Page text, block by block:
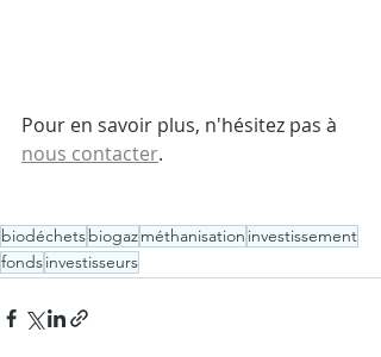
Pour en savoir plus, n'hésitez pas à
nous contacter.
biodéchetsbiogazméthanisation investissement
fondsinvestisseurs